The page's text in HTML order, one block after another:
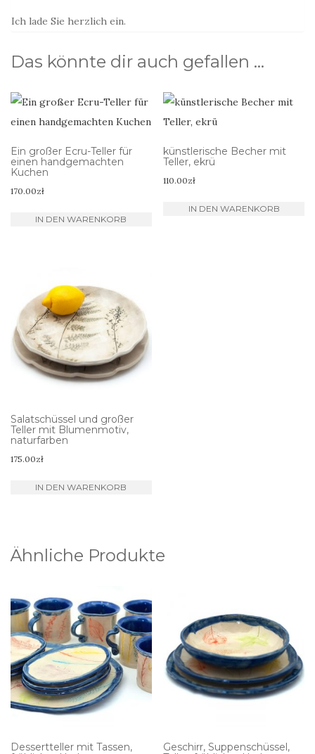
Ich lade Sie herzlich ein.
Das könnte dir auch gefallen …
Ein großer Ecru-Teller für
einen handgemachten
Kuchen
170.00zł
IN DEN WARENKORB
künstlerische Becher mit
Teller, ekrü
110.00zł
IN DEN WARENKORB
Salatschüssel und großer
Teller mit Blumenmotiv,
naturfarben
175.00zł
IN DEN WARENKORB
Ähnliche Produkte
Dessertteller mit Tassen,
Geschirr, Suppenschüssel,